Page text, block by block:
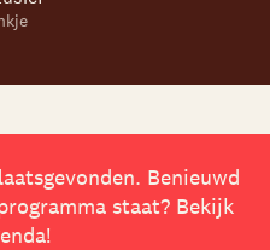
Benieuwd
staat? Bekijk